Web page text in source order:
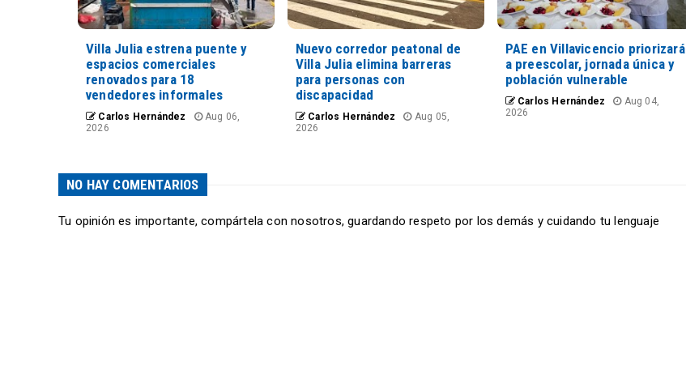
Villa Julia estrena puente y
espacios comerciales
renovados para 18
vendedores informales
Carlos Hernández
Aug 06,
2026
Nuevo corredor peatonal de
Villa Julia elimina barreras
para personas con
discapacidad
Carlos Hernández
Aug 05,
2026
PAE en Villavicencio priorizará
a preescolar, jornada única y
población vulnerable
Carlos Hernández
Aug 04,
2026
NO HAY COMENTARIOS
Tu opinión es importante, compártela con nosotros, guardando respeto por los demás y cuidando tu lenguaje